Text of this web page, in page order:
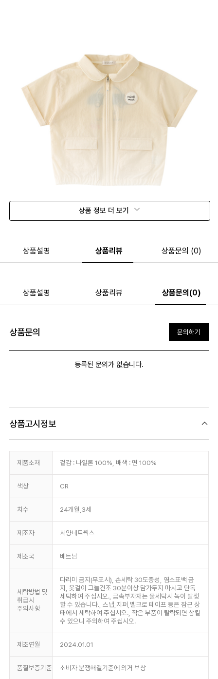
상품 정보 더 보기
상품설명 상품리뷰 상품문의 (0)
상품설명 상품리뷰 상품문의(0)
상품문의 문의하기
등록된 문의가 없습니다.
상품고시정보
제품소재 겉감 : 나일론 100%, 배색 : 면 100%
색상 CR
치수 24개월,3세
제조자 서양네트웍스
제조국 베트남
세탁방법 및
취급시
주의사항
다리미 금지(무표시), 손세탁 30도중성, 염소표백 금
지, 옷걸이 그늘건조 30분이상 담가두지 마시고 단독
세탁하여 주십시오., 금속부자재는 물세탁시 녹이 발생
할 수 있습니다., 스냅,지퍼,벨크로 테이프 등은 잠근 상
태에서 세탁하여 주십시오., 작은 부품이 탈락되면 삼킬
수 있으니 주의하여 주십시오.
제조연월 2024.01.01
품질보증기준 소비자 분쟁해결기준에 의거 보상